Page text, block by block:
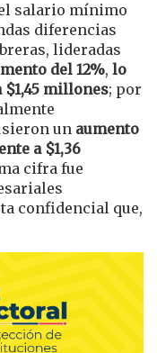
salario mínimo
diferencias
lideradas
del 12%, lo
millones; por
un aumento
a $1,36
cifra fue
confidencial que,